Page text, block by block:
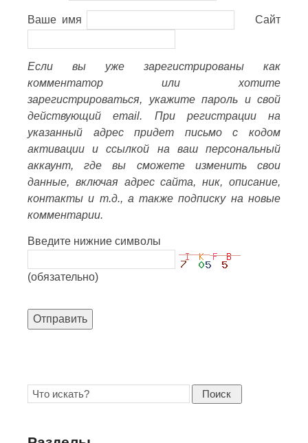
Ваше имя Сайт
Если вы уже зарегистрированы как
комментатор или хотите
зарегистрироваться, укажите пароль и свой
действующий email. При регистрации на
указанный адрес придет письмо с кодом
активации и ссылкой на ваш персональный
аккаунт, где вы сможете изменить свои
данные, включая адрес сайта, ник, описание,
контакты и т.д., а также подписку на новые
комментарии.
Введите нижние символы
(обязательно)
Отправить
Поиск